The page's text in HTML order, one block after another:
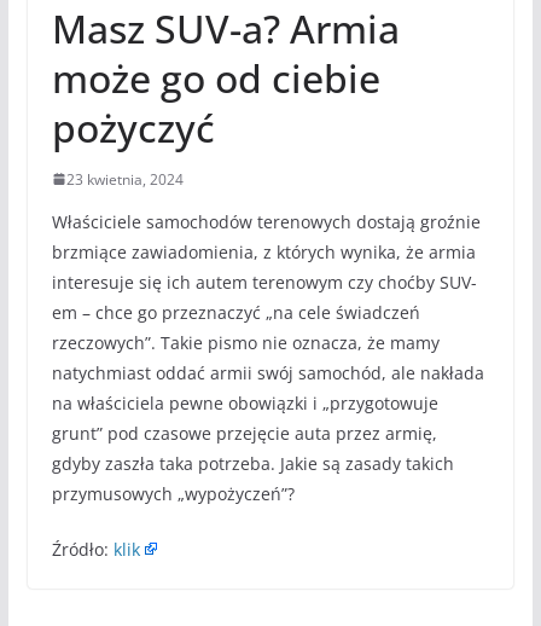
Masz SUV-a? Armia
może go od ciebie
pożyczyć
23 kwietnia, 2024
Właściciele samochodów terenowych dostają groźnie
brzmiące zawiadomienia, z których wynika, że armia
interesuje się ich autem terenowym czy choćby SUV-
em – chce go przeznaczyć „na cele świadczeń
rzeczowych”. Takie pismo nie oznacza, że mamy
natychmiast oddać armii swój samochód, ale nakłada
na właściciela pewne obowiązki i „przygotowuje
grunt” pod czasowe przejęcie auta przez armię,
gdyby zaszła taka potrzeba. Jakie są zasady takich
przymusowych „wypożyczeń”?
Źródło: klik